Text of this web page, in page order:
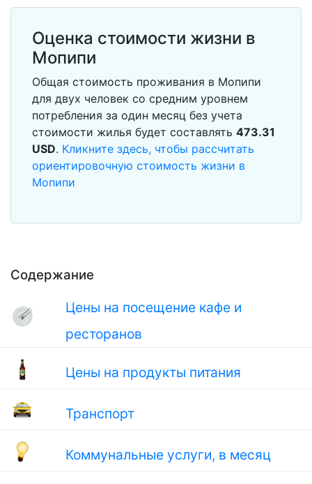
Содержание
Цены на посещение кафе и
ресторанов
Цены на продукты питания
Транспорт
Коммунальные услуги, в месяц
Оценка стоимости жизни в
Мопипи
Общая стоимость проживания в Мопипи
для двух человек со средним уровнем
потребления за один месяц без учета
стоимости жилья будет составлять 473.31
USD. Кликните здесь, чтобы рассчитать
ориентировочную стоимость жизни в
Мопипи